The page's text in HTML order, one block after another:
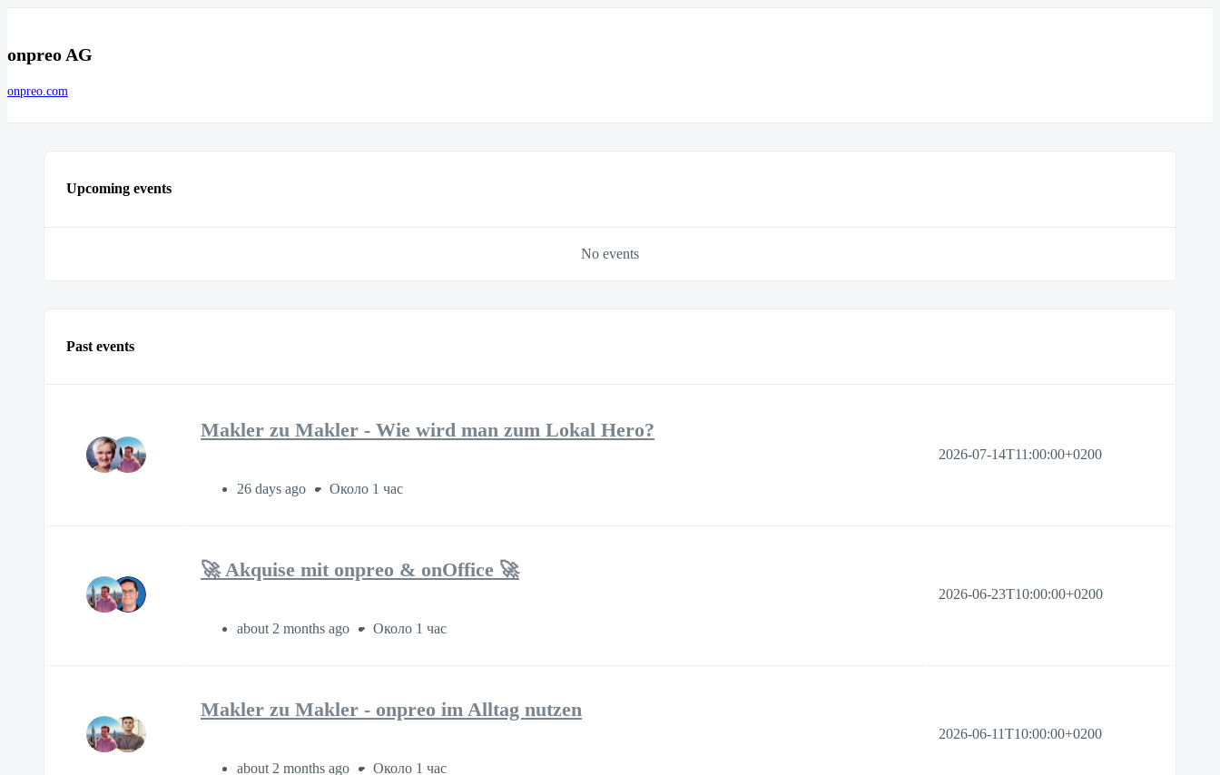
onpreo AG
onpreo.com
Upcoming events
No events
Past events
Makler zu Makler - Wie wird man zum Lokal Hero?
26 days ago Около 1 час
2026-07-14T11:00:00+0200
🚀 Akquise mit onpreo & onOffice 🚀
about 2 months ago Около 1 час
2026-06-23T10:00:00+0200
Makler zu Makler - onpreo im Alltag nutzen
about 2 months ago Около 1 час
2026-06-11T10:00:00+0200